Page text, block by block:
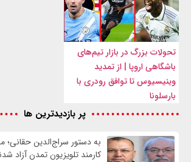
تحولات بزرگ در بازار تیم‌های
باشگاهی اروپا | از تمدید
وینیسیوس تا توافق رودری با
بارسلونا
پر بازدیدترین ها
به دستور سراج‌الدین حقانی؛
کارمند تلویزیون تمدن آزاد